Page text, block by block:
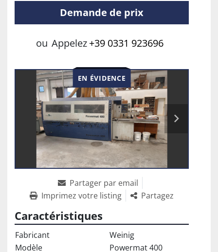
Demande de prix
ou Appelez+39 0331 923696
EN ÉVIDENCE
Partager par email
Imprimez votre listing
Partagez
Caractéristiques
Fabricant
Weinig
Modèle
Powermat 400